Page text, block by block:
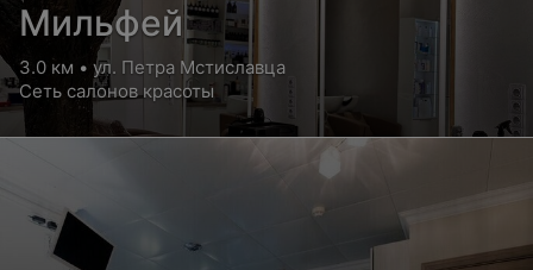
Мильфей
3.0 км • ул. Петра Мстиславца
Сеть салонов красоты